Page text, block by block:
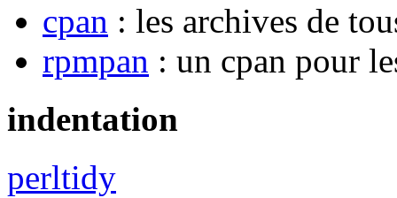
cpan : les archives de
rpmpan : un cpan pour
indentation
perltidy